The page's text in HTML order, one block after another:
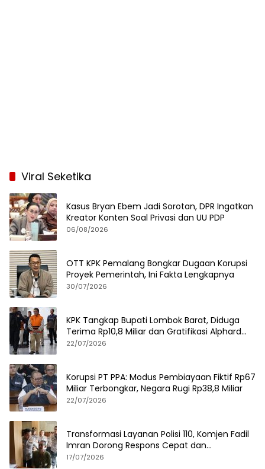
Viral Seketika
Kasus Bryan Ebem Jadi Sorotan, DPR Ingatkan
Kreator Konten Soal Privasi dan UU PDP
06/08/2026
OTT KPK Pemalang Bongkar Dugaan Korupsi
Proyek Pemerintah, Ini Fakta Lengkapnya
30/07/2026
KPK Tangkap Bupati Lombok Barat, Diduga
Terima Rp10,8 Miliar dan Gratifikasi Alphard
hingga iPhone 17 Pro
22/07/2026
Korupsi PT PPA: Modus Pembiayaan Fiktif Rp67
Miliar Terbongkar, Negara Rugi Rp38,8 Miliar
22/07/2026
Transformasi Layanan Polisi 110, Komjen Fadil
Imran Dorong Respons Cepat dan
Terintegrasi
17/07/2026